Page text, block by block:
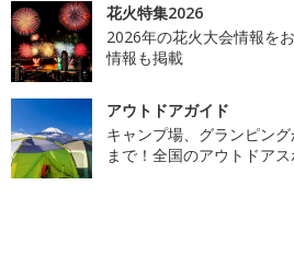
花火特集2026
2026年の花火大会情報を
情報も掲載
アウトドアガイド
キャンプ場、グランピン
まで！全国のアウトドア